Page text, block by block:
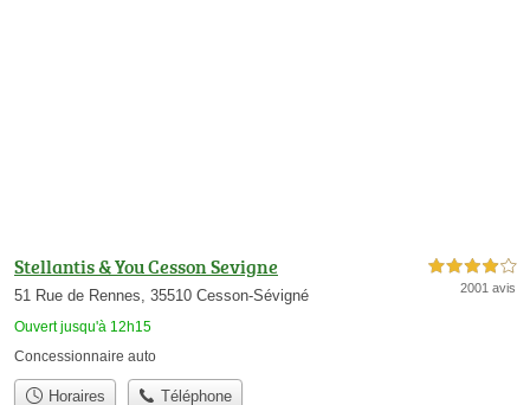
Stellantis & You Cesson Sevigne
51 Rue de Rennes, 35510 Cesson-Sévigné
Ouvert jusqu'à 12h15
4,0 étoiles sur 5
2001 avis
Concessionnaire auto
Horaires Téléphone